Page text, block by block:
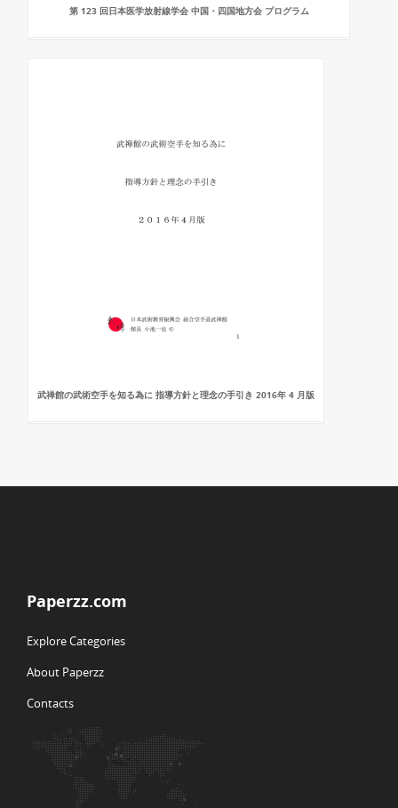
第 123 回日本医学放射線学会 中国・四国地方会 プログラム
武禅館の武術空手を知る為に 指導方針と理念の手引き 2016年 4 月版
Paperzz.com
Explore Categories
About Paperzz
Contacts